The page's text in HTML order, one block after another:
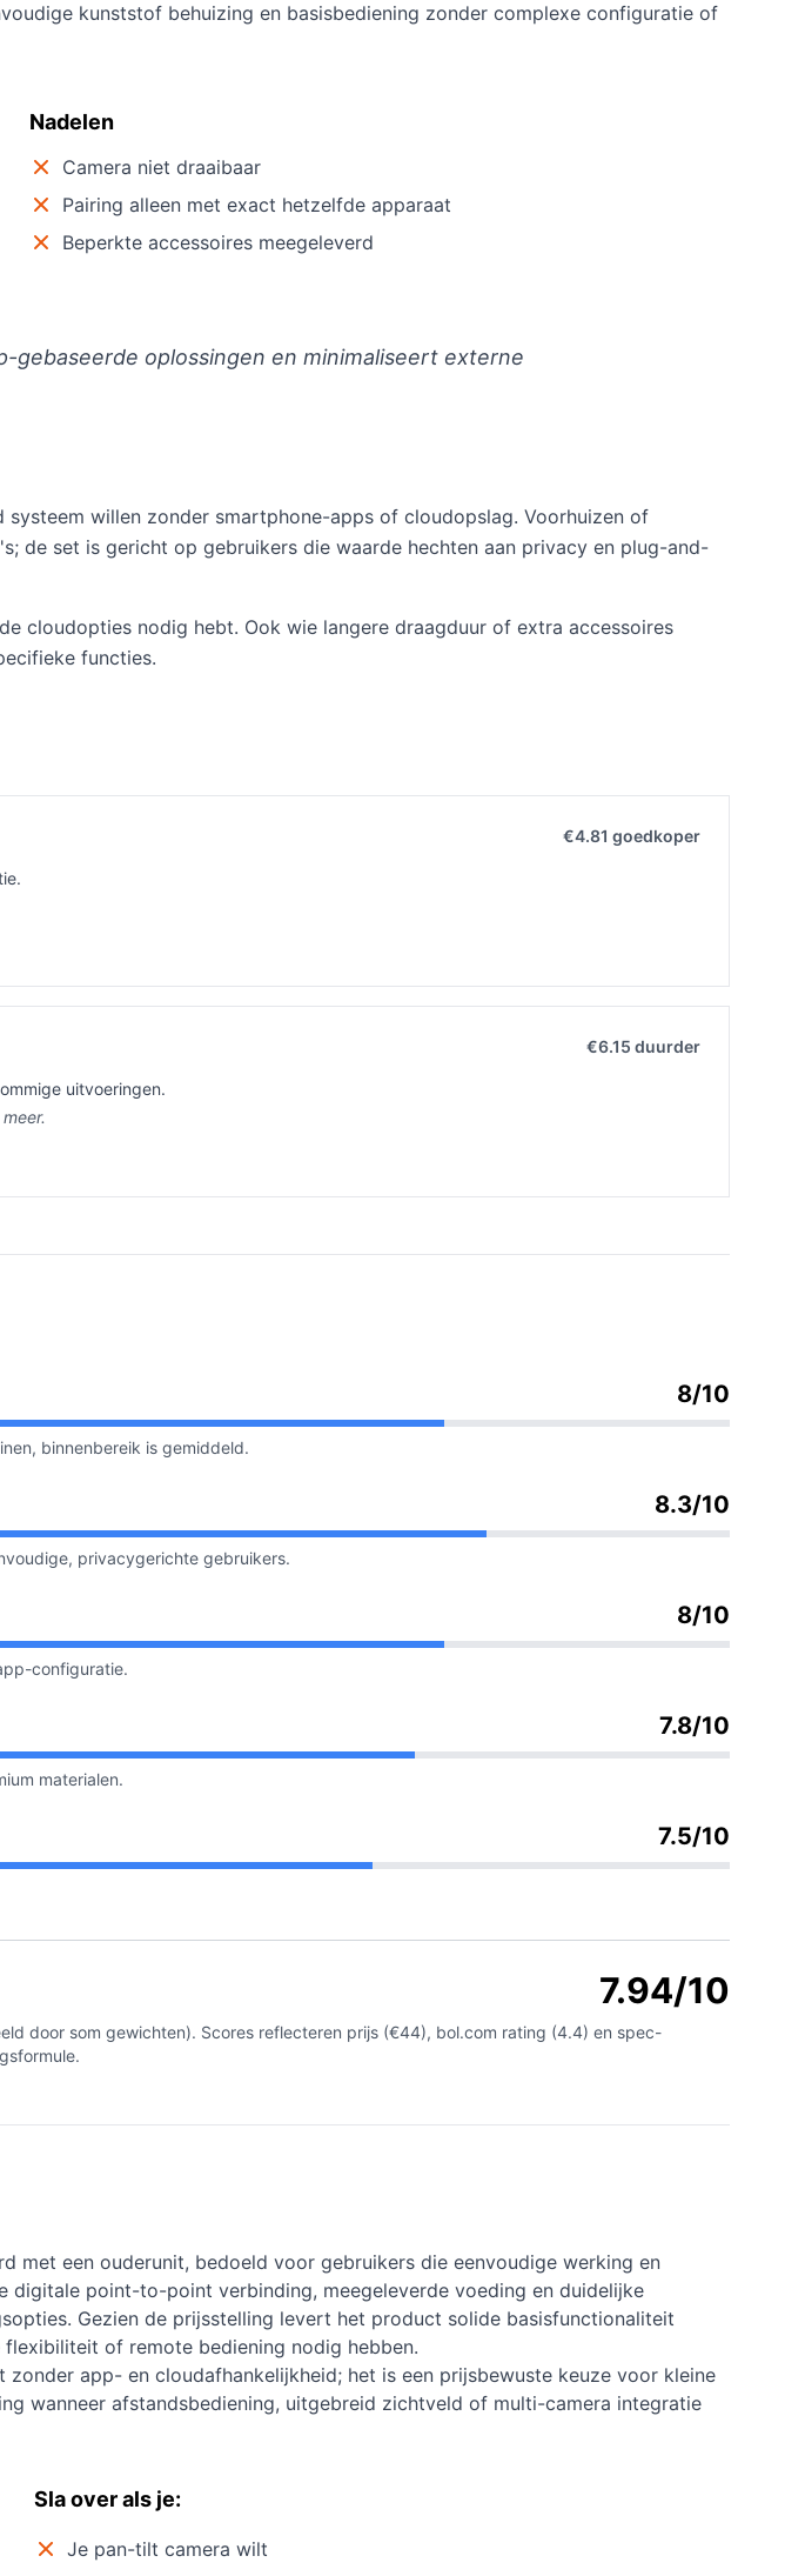
kunststof behuizing en basisbediening zonder complexe configuratie of
Nadelen
Camera niet draaibaar
Pairing alleen met exact hetzelfde apparaat
Beperkte accessoires meegeleverd
oplossingen en minimaliseert externe
willen zonder smartphone-apps of cloudopslag. Voorhuizen of
de set is gericht op gebruikers die waarde hechten aan privacy en plug-and-
cloudopties nodig hebt. Ook wie langere draagduur of extra accessoires
functies.
€4.81 goedkoper
€6.15 duurder
uitvoeringen.
8/10
binnenbereik is gemiddeld.
8.3/10
privacygerichte gebruikers.
8/10
configuratie.
7.8/10
materialen.
7.5/10
7.94/10
door som gewichten). Scores reflecteren prijs (€44), bol.com rating (4.4) en spec-
met een ouderunit, bedoeld voor gebruikers die eenvoudige werking en
digitale point-to-point verbinding, meegeleverde voeding en duidelijke
Gezien de prijsstelling levert het product solide basisfunctionaliteit
of remote bediening nodig hebben.
app- en cloudafhankelijkheid; het is een prijsbewuste keuze voor kleine
wanneer afstandsbediening, uitgebreid zichtveld of multi-camera integratie
Sla over als je:
Je pan-tilt camera wilt